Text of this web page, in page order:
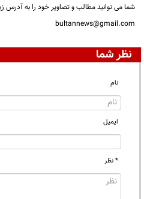
شما می توانید مطالب و تصاویر خود را به آدرس
bultannews@gmail.com
نظر شما
نام
ایمیل
* نظر